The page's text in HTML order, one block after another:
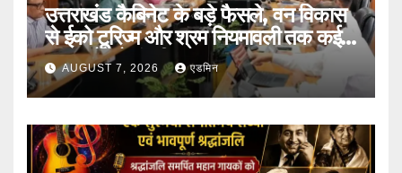
उत्तराखंड कैबिनेट के बड़े फैसले, वन विकास
से ईको टूरिज्म और श्रम नियमावली तक कई
प्रस्तावों को मंजूरी
AUGUST 7, 2026 एडमिन